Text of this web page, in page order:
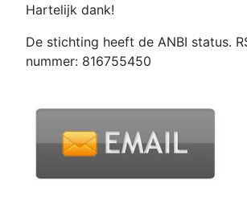
Hartelijk dank!
De stichting heeft de ANBI status.
nummer: 816755450